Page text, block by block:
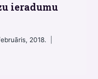
ieradumu
2018.